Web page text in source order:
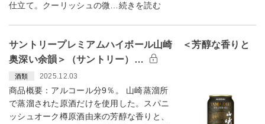
仕立て。クーリッシュの微…続きを読む
サントリープレミアムハイボール山崎 ＜芳醇な香りと
奥深い余韻＞（サントリー）…
酒類 2025.12.03
商品概要：アルコール分9％。 山崎蒸溜所
で蒸溜された原酒だけを使用した。スパニ
ッシュオーク樽原酒由来の芳醇な香りと、